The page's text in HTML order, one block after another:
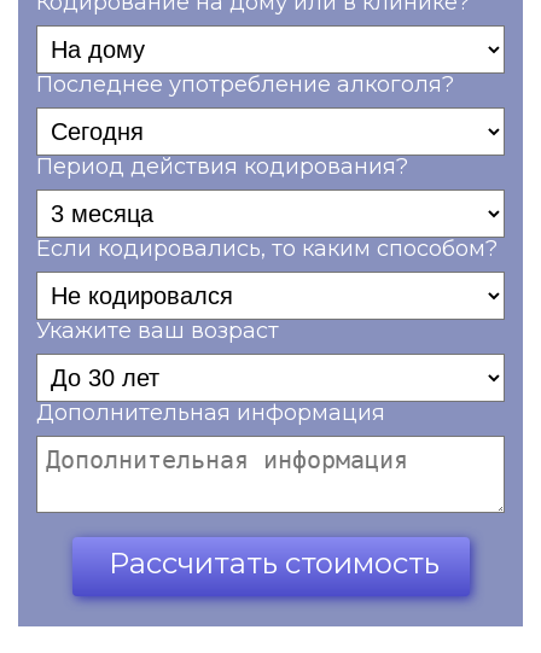
Последнее употребление алкоголя?
Период действия кодирования?
Если кодировались, то каким способом?
Укажите ваш возраст
Дополнительная информация
Рассчитать стоимость
Ваш телефон*